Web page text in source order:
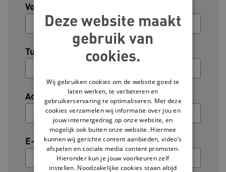
Voornaam
Tussenvoegsel (optioneel)
Achternaam
E-mailadres
Deze website maakt
gebruik van
cookies.
Wij gebruiken cookies om de website goed te
laten werken, te verbeteren en
gebruikerservaring te optimaliseren. Met deze
cookies verzamelen wij informatie over jou en
jouw internetgedrag op onze website, en
mogelijk ook buiten onze website. Hiermee
kunnen wij gerichte content aanbieden, video’s
afspelen en sociale media content promoten.
Hieronder kun je jouw voorkeuren zelf
instellen. Noodzakelijke cookies staan altijd